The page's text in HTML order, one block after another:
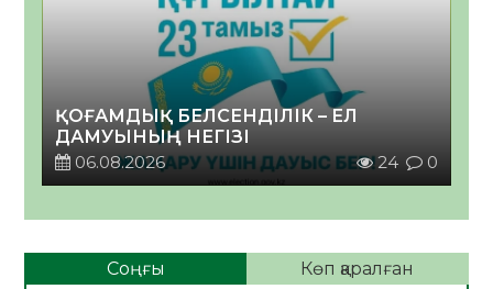
ҚОҒАМДЫҚ БЕЛСЕНДІЛІК – ЕЛ
ДАМУЫНЫҢ НЕГІЗІ
06.08.2026
24 0
Соңғы Көп қаралған